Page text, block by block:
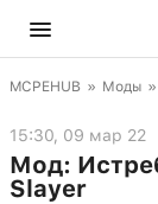
MCPEHUB » Моды »
15:30, 09 мар 22
Мод:
Slayer